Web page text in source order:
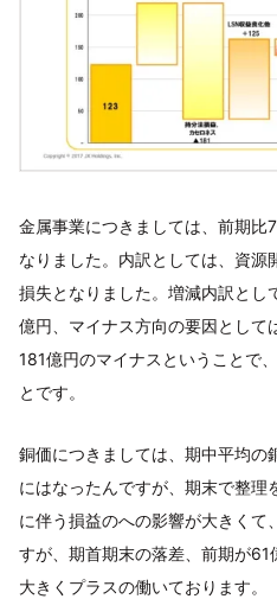
金属事業につきましては、前期比
なりました。内訳としては、資
損失となりました。増減内訳と
億円、マイナス方向の要因として
181億円のマイナスということで
とです。
銅価につきましては、期中平均の
にはなったんですが、期末で整理
に伴う損益のへの影響が大きくて
すが、期首期末の落差、前期が
大きくプラスの働いております。